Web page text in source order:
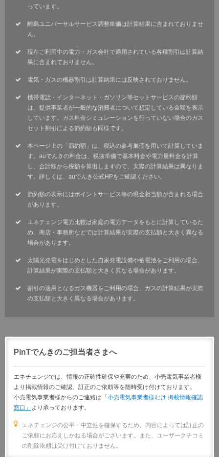
っています。
離島ユニバーサルサービス調整単価は計算結果に含まれておりませ
ん。
現在ご利用中の電力・ガス会社で適用されている各種割引は計算結
果に含まれておりません。
電気・ガスの機器割引は計算結果には反映されておりません。
携帯電話・インターネット・ガソリン等セットサービスの節約額
は、提供事業者が一般的な消費者について想定している金額を表示
しています。ガス料金シミュレーションを行っていない場合のガス
セット割引による節約額も同様です。
本ページ上の「節約額」は、税込の参考単価を用いて計算していま
す。auでんきの料金は、税抜単価で基本料金や電力量料金を計算
し、合計額から税額を算出しますので、実際の計算結果は異なりま
す。詳しくは、auでんき公式HPをご確認ください。
節約額の表示にはポイントサービス等の現金相当額が含まれる場合
があります。
エネチェンジ電力比較は家庭の電力データをもとに計算しているた
め、商店・事務所などでは計算結果が実際の支払額と大きく異なる
場合があります。
太陽光発電をはじめとした自家発電設備や蓄電池をご利用の場合、
計算結果が実際の支払額と大きく異なる場合があります。
割引の適用となるガス機器をご利用の場合、ガスの計算結果が実際
の支払額と大きく異なる場合があります。
PinTでんきのご担当者さまへ
エネチェンジでは、情報の正確性確保や充実のため、小売電気事業者様
より掲載情報のご確認、訂正のご依頼等を随時受け付けております。
小売電気事業者様からのご連絡は 「小売電気事業者様むけ 掲載情報確認
窓口」 より承っております。
エネチェンジの公平・中立性を確保するため、内容によっては訂正の
ご依頼にお応えしかねる場合がございます。また、ユーザークチコミ
の削除依頼は受け付けておりません。